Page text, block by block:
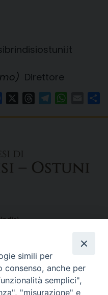
Direttore
FacebookThreadsTelegram Email
simili per
anche per
semplici",
"misurazione" e